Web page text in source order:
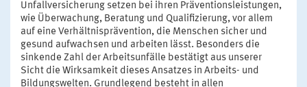
Unfallversicherung setzen bei ihren Präventionsleistungen,
wie Überwachung, Beratung und Qualifizierung, vor allem
auf eine Verhältnisprävention, die Menschen sicher und
gesund aufwachsen und arbeiten lässt. Besonders die
sinkende Zahl der Arbeitsunfälle bestätigt aus unserer
Sicht die Wirksamkeit dieses Ansatzes in Arbeits- und
Bildungswelten. Grundlegend besteht in allen